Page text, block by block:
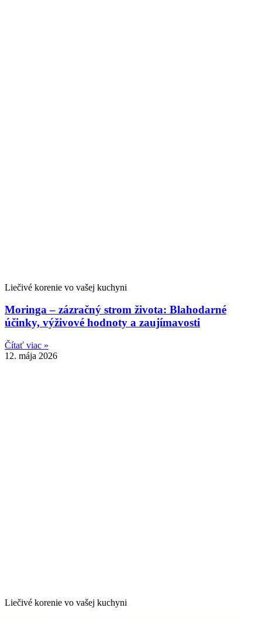
Liečivé korenie vo vašej kuchyni
Moringa – zázračný strom života: Blahodarné
účinky, výživové hodnoty a zaujímavosti
Čítať viac »
12. mája 2026
Liečivé korenie vo vašej kuchyni